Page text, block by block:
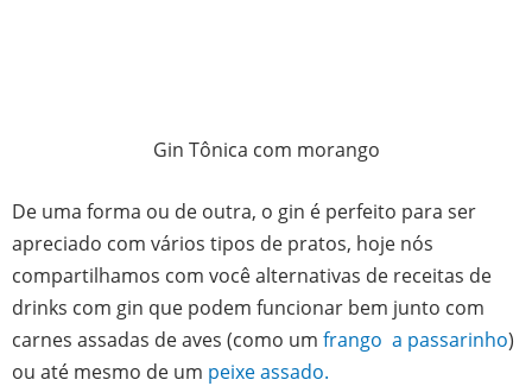
Gin Tônica com morango
De uma forma ou de outra, o gin é perfeito para ser
apreciado com vários tipos de pratos, hoje nós
compartilhamos com você alternativas de receitas de
drinks com gin que podem funcionar bem junto com
carnes assadas de aves (como um frango a passarinho)
ou até mesmo de um peixe assado.